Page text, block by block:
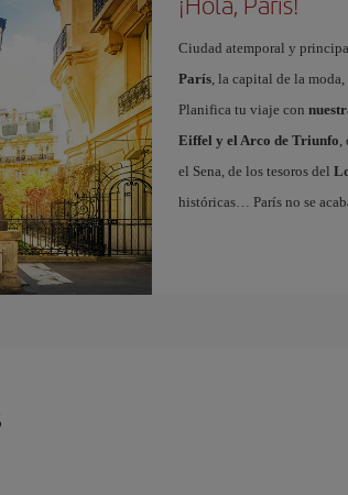
Ciudad atemporal y
París, la capital de la
Planifica tu viaje con
Eiffel y el Arco de Triunfo
el Sena, de los tesoros del
históricas… París no se